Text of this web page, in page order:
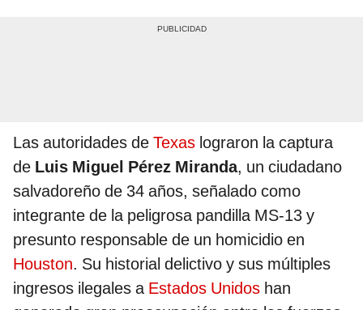
Las autoridades de Texas lograron la captura
de Luis Miguel Pérez Miranda, un ciudadano
salvadoreño de 34 años, señalado como
integrante de la peligrosa pandilla MS-13 y
presunto responsable de un homicidio en
Houston. Su historial delictivo y sus múltiples
ingresos ilegales aEstados Unidos han